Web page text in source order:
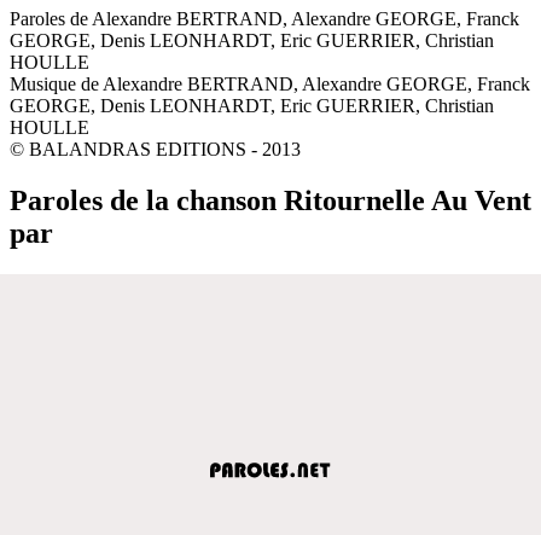
Paroles de Alexandre BERTRAND, Alexandre GEORGE, Franck
GEORGE, Denis LEONHARDT, Eric GUERRIER, Christian
HOULLE
Musique de Alexandre BERTRAND, Alexandre GEORGE, Franck
GEORGE, Denis LEONHARDT, Eric GUERRIER, Christian
HOULLE
© BALANDRAS EDITIONS - 2013
Paroles de la chanson Ritournelle Au Vent
par